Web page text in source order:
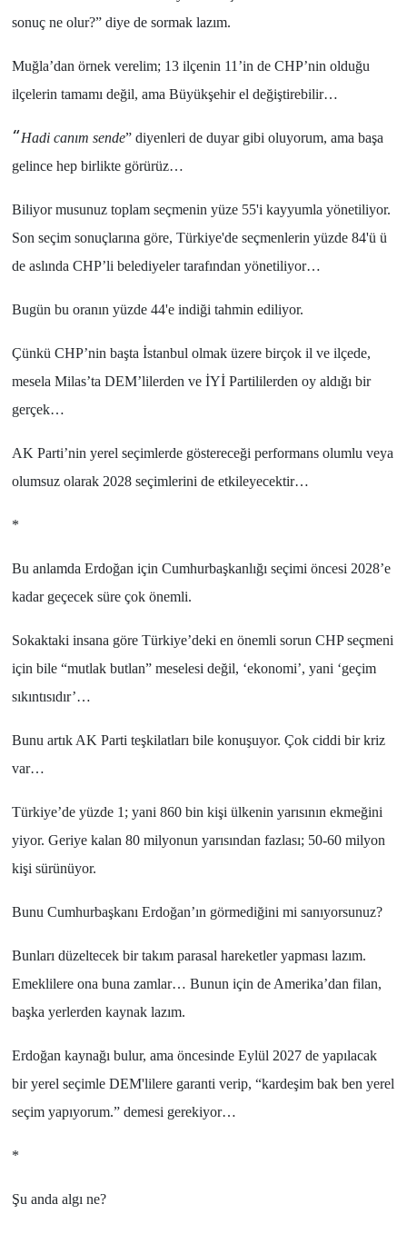
sonuç ne olur?” diye de sormak lazım.
Muğla’dan örnek verelim; 13 ilçenin 11’in de CHP’nin olduğu
ilçelerin tamamı değil, ama Büyükşehir el değiştirebilir…
“Hadi canım sende” diyenleri de duyar gibi oluyorum, ama başa
gelince hep birlikte görürüz…
Biliyor musunuz toplam seçmenin yüze 55'i kayyumla yönetiliyor.
Son seçim sonuçlarına göre, Türkiye'de seçmenlerin yüzde 84'ü ü
de aslında CHP’li belediyelertarafından yönetiliyor…
Bugün bu oranın yüzde 44'e indiği tahmin ediliyor.
Çünkü CHP’nin başta İstanbul olmak üzere birçok il ve ilçede,
mesela Milas’ta DEM’lilerden ve İYİ Partililerden oy aldığı bir
gerçek…
AK Parti’nin yerel seçimlerde göstereceği performans olumlu veya
olumsuz olarak 2028seçimlerini de etkileyecektir…
*
Bu anlamda Erdoğan için Cumhurbaşkanlığı seçimi öncesi 2028’e
kadar geçecek süre çok önemli.
Sokaktaki insana göre Türkiye’deki en önemli sorun CHPseçmeni
için bile “mutlak butlan” meselesi değil, ‘ekonomi’, yani ‘geçim
sıkıntısıdır’…
Bunu artık AK Parti teşkilatları bile konuşuyor. Çok ciddi bir kriz
var…
Türkiye’de yüzde 1 ; yani 860 bin kişi ülkenin yarısının ekmeğini
yiyor. Geriye kalan 80 milyonun yarısından fazlası; 50-60 milyon
kişi sürünüyor.
Bunu Cumhurbaşkanı Erdoğan’ın görmediğini mi sanıyorsunuz?
Bunları düzeltecek bir takım parasal hareketler yapması lazım.
Emeklilere ona buna zamlar… Bunun için de Amerika’dan filan,
başka yerlerden kaynak lazım.
Erdoğan kaynağı bulur, ama öncesinde Eylül 2027de yapılacak
bir yerel seçimle DEM'lilere garanti verip, “kardeşim bak ben yerel
seçim yapıyorum.” demesi gerekiyor…
*
Şu anda algı ne?